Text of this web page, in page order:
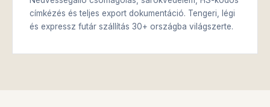
címkézés és teljes export dokumentáció. Tengeri, légi
és expressz futár szállítás 30+ országba világszerte.